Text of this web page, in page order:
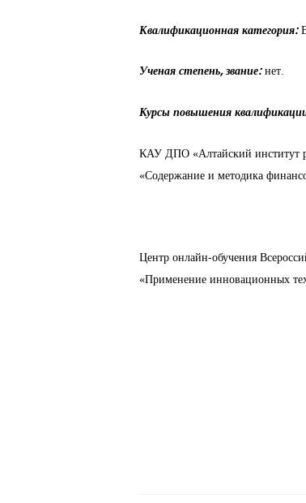
Квалификационная категория:
Ученая степень, звание:нет.
Курсы повышения
КАУ ДПО «Алтайский институт
«Содержание и методика
Центр онлайн-обучения
«Применение инновационных